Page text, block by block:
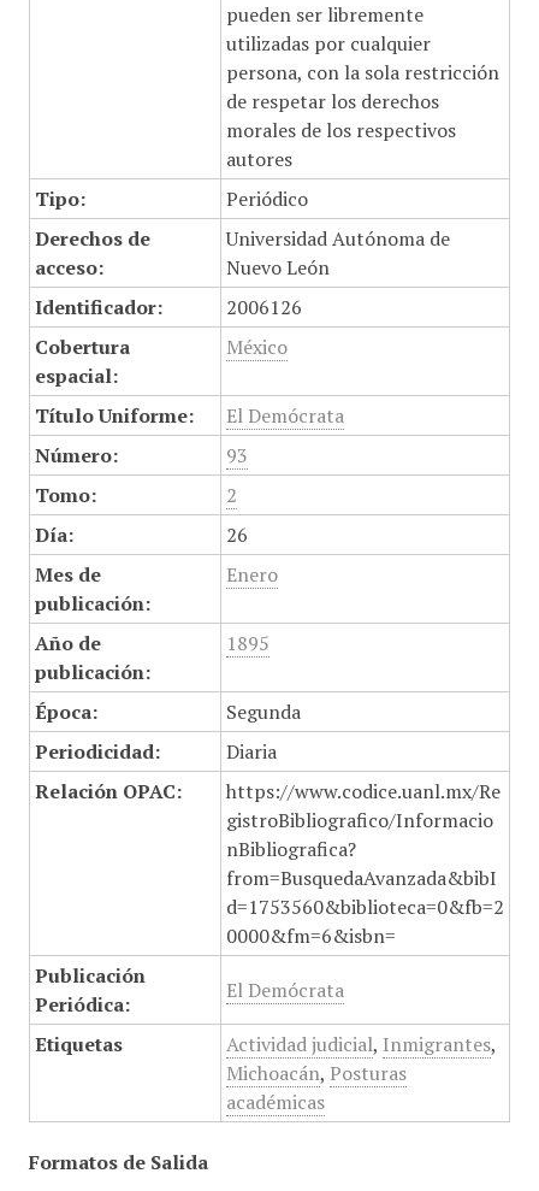
pueden ser libremente
utilizadas por cualquier
persona, con la sola restricción
de respetar los derechos
morales de los respectivos
autores
Tipo:
Periódico
Derechos de
acceso:
Universidad Autónoma de
Nuevo León
Identificador:
2006126
Cobertura
espacial:
México
Título Uniforme:
El Demócrata
Número:
93
Tomo:
2
Día:
26
Mes de
publicación:
Enero
Año de
publicación:
1895
Época:
Segunda
Periodicidad:
Diaria
Relación OPAC:
https://www.codice.uanl.mx/Re
gistroBibliografico/Informacio
nBibliografica?
from=BusquedaAvanzada&bibI
d=1753560&biblioteca=0&fb=2
0000&fm=6&isbn=
Publicación
Periódica:
El Demócrata
Etiquetas Actividad judicial, Inmigrantes,
Michoacán, Posturas
académicas
Formatos de Salida